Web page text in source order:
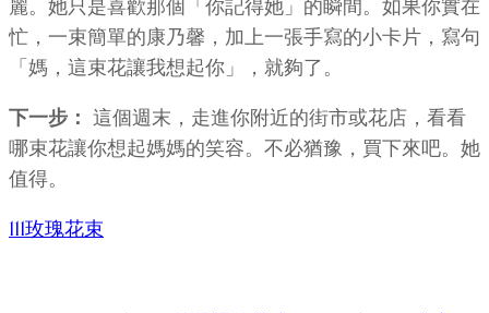
麗。她只是喜歡那個「你記得她」的瞬間。如果你實在
忙，一束簡單的康乃馨，加上一張手寫的小卡片，寫句
「媽，這束花讓我想起你」，就夠了。
下一步：
這個週末，走進你附近的街市或花店，看看
哪束花讓你想起媽媽的笑容。不必猶豫，買下來吧。她
值得。
111玫瑰花束